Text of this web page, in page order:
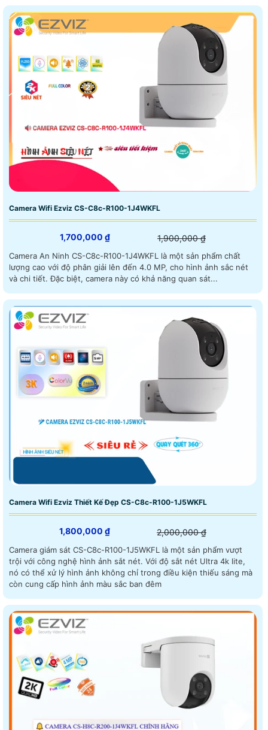
Camera Wifi Ezviz CS-C8c-R100-1J4WKFL
1,700,000 ₫ 1,900,000 ₫
Camera An Ninh CS-C8c-R100-1J4WKFL là một sản phẩm chất
lượng cao với độ phân giải lên đến 4.0 MP, cho hình ảnh sắc nét
và chi tiết. Đặc biệt, camera này có khả năng quan sát...
Camera Wifi Ezviz Thiết Kế Đẹp CS-C8c-R100-1J5WKFL
1,800,000 ₫ 2,000,000 ₫
Camera giám sát CS-C8c-R100-1J5WKFL là một sản phẩm vượt
trội với công nghệ hình ảnh sắt nét. Với độ sắt nét Ultra 4k lite,
nó có thể xử lý hình ảnh không chỉ trong điều kiện thiếu sáng mà
còn cung cấp hình ảnh màu sắc ban đêm